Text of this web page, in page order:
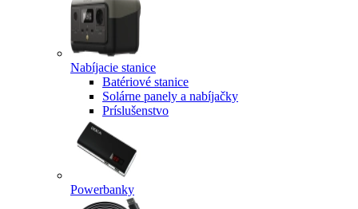
Nabíjacie stanice
Batériové stanice
Solárne panely a nabíjačky
Príslušenstvo
Powerbanky